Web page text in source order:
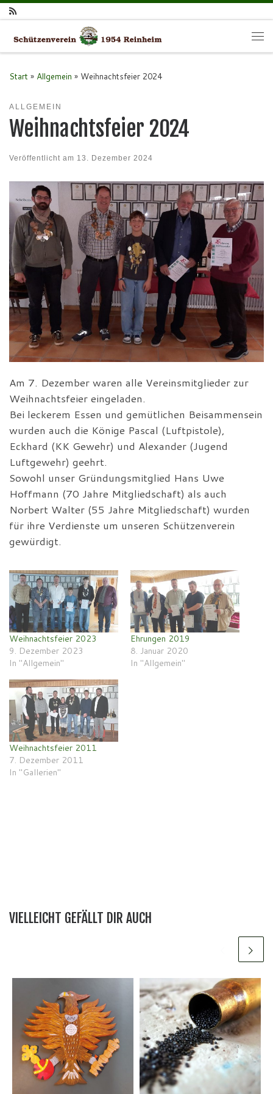
Zum Inhalt springen
Start » Allgemein » Weihnachtsfeier 2024
ALLGEMEIN
Weihnachtsfeier 2024
Veröffentlicht am 13. Dezember 2024
Am 7. Dezember waren alle Vereinsmitglieder zur
Weihnachtsfeier eingeladen.
Bei leckerem Essen und gemütlichen Beisammensein
wurden auch die Könige Pascal (Luftpistole),
Eckhard (KK Gewehr) und Alexander (Jugend
Luftgewehr) geehrt.
Sowohl unser Gründungsmitglied Hans Uwe
Hoffmann (70 Jahre Mitgliedschaft) als auch
Norbert Walter (55 Jahre Mitgliedschaft) wurden
für ihre Verdienste um unseren Schützenverein
gewürdigt.
Weihnachtsfeier 2023
9. Dezember 2023
In "Allgemein"
Ehrungen 2019
8. Januar 2020
In "Allgemein"
Weihnachtsfeier 2011
7. Dezember 2011
In "Gallerien"
VIELLEICHT GEFÄLLT DIR AUCH